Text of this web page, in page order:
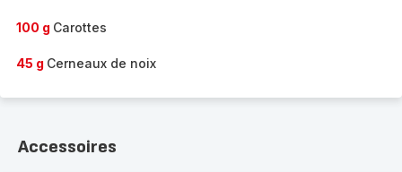
100 g Carottes
45 g Cerneaux de noix
Accessoires